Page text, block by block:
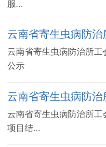
服...
云南省寄生虫病防
云南省寄生虫病防治所工
公示
云南省寄生虫病防
云南省寄生虫病防治所
项目结...